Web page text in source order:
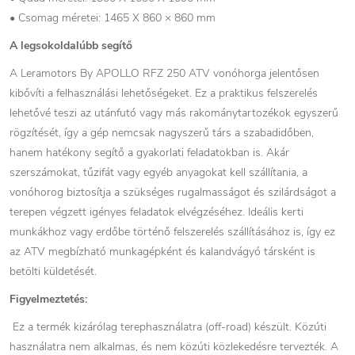
• Csomag méretei: 1465 X 860 × 860 mm
A legsokoldalúbb segítő
A Leramotors By APOLLO RFZ 250 ATV vonóhorga jelentősen
kibővíti a felhasználási lehetőségeket. Ez a praktikus felszerelés
lehetővé teszi az utánfutó vagy más rakománytartozékok egyszerű
rögzítését, így a gép nemcsak nagyszerű társ a szabadidőben,
hanem hatékony segítő a gyakorlati feladatokban is. Akár
szerszámokat, tűzifát vagy egyéb anyagokat kell szállítania, a
vonóhorog biztosítja a szükséges rugalmasságot és szilárdságot a
terepen végzett igényes feladatok elvégzéséhez. Ideális kerti
munkákhoz vagy erdőbe történő felszerelés szállításához is, így ez
az ATV megbízható munkagépként és kalandvágyó társként is
betölti küldetését.
Figyelmeztetés:
Ez a termék kizárólag terephasználatra (off-road) készült. Közúti
használatra nem alkalmas, és nem közúti közlekedésre tervezték. A